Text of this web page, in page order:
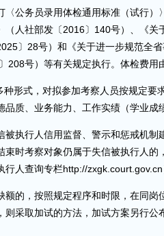
〈公务员录用体检通用标准（试行）
（人社部发〔2016〕140号）、《关
〕28号）和《关于进一步规范全
208号）等有关规定执行。体检费用
种形式，对拟参加考察人员按规定要
品质、业务能力、工作实绩（学业成
被执行人信用监督、警示和惩戒机
束时考察对象仍属于失信被执行人的
人查询专栏http://zxgk.court.gov.cn
额的，按照规定程序和时限，在同
则采取加试的方法，加试方案另行公